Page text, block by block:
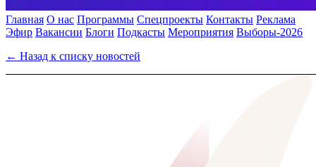
Главная О нас Программы Спецпроекты Контакты Реклама
Эфир Вакансии Блоги Подкасты Мероприятия Выборы-2026
← Назад к списку новостей